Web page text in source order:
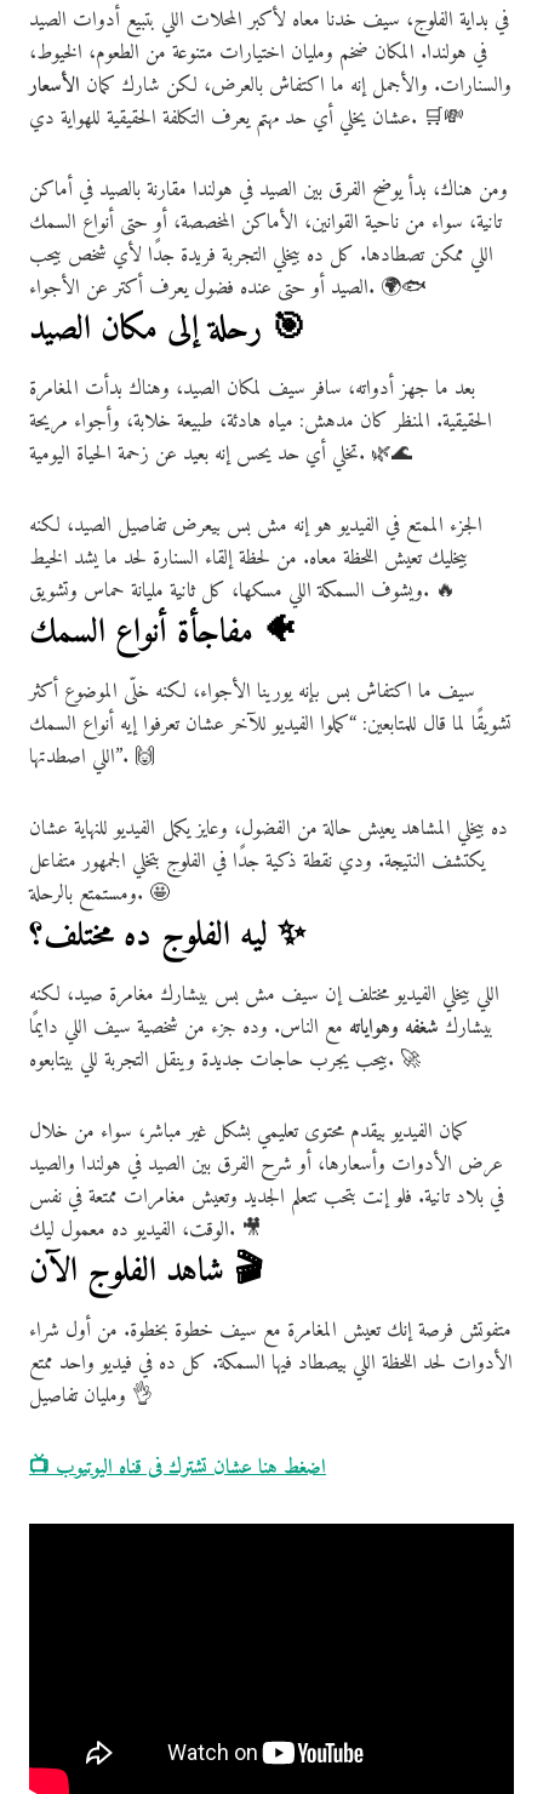
في بداية الفلوج، سيف خدنا معاه لأكبر المحلات اللي بتبيع أدوات الصيد
في هولندا. المكان ضخم ومليان اختيارات متنوعة من الطعوم، الخيوط،
والسنارات. والأجمل إنه ما اكتفاش بالعرض، لكن شارك كمان الأسعار
عشان يخلي أي حد مهتم يعرف التكلفة الحقيقية للهواية دي. 🛒💸
ومن هناك، بدأ يوضح الفرق بين الصيد في هولندا مقارنة بالصيد في أماكن
تانية، سواء من ناحية القوانين، الأماكن المخصصة، أو حتى أنواع السمك
اللي ممكن تصطادها. كل ده بيخلي التجربة فريدة جدًا لأي شخص بيحب
الصيد أو حتى عنده فضول يعرف أكتر عن الأجواء. 🌍🐟
رحلة إلى مكان الصيد 🎯
بعد ما جهز أدواته، سافر سيف لمكان الصيد، وهناك بدأت المغامرة
الحقيقية. المنظر كان مدهش: مياه هادئة، طبيعة خلابة، وأجواء مريحة
تخلي أي حد يحس إنه بعيد عن زحمة الحياة اليومية. 🌿🌊
الجزء الممتع في الفيديو هو إنه مش بس بيعرض تفاصيل الصيد، لكنه
بيخليك تعيش اللحظة معاه. من لحظة إلقاء السنارة لحد ما يشد الخيط
ويشوف السمكة اللي مسكها، كل ثانية مليانة حماس وتشويق. 🔥
مفاجأة أنواع السمك 🐠
سيف ما اكتفاش بس بإنه يورينا الأجواء، لكنه خلّى الموضوع أكثر
تشويقًا لما قال للمتابعين: “كملوا الفيديو للآخر عشان تعرفوا إيه أنواع السمك
اللي اصطدتها”. 🙌
ده بيخلي المشاهد يعيش حالة من الفضول، وعايز يكمل الفيديو للنهاية عشان
يكتشف النتيجة. ودي نقطة ذكية جدًا في الفلوج بتخلي الجمهور متفاعل
ومستمتع بالرحلة. 🤩
ليه الفلوج ده مختلف؟ ✨
اللي بيخلي الفيديو مختلف إن سيف مش بس بيشارك مغامرة صيد، لكنه
بيشارك شغفه وهواياته مع الناس. وده جزء من شخصية سيف اللي دايمًا
بيحب يجرب حاجات جديدة وينقل التجربة للي بيتابعوه. 🚀
كمان الفيديو بيقدم محتوى تعليمي بشكل غير مباشر، سواء من خلال
عرض الأدوات وأسعارها، أو شرح الفرق بين الصيد في هولندا والصيد
في بلاد تانية. فلو إنت بتحب تتعلم الجديد وتعيش مغامرات ممتعة في نفس
الوقت، الفيديو ده معمول ليك. 🎥
شاهد الفلوج الآن 🎬
متفوتش فرصة إنك تعيش المغامرة مع سيف خطوة بخطوة. من أول شراء
الأدوات لحد اللحظة اللي بيصطاد فيها السمكة. كل ده في فيديو واحد ممتع
ومليان تفاصيل 👌
📺 اضغط هنا عشان تشترك فى قناه اليوتيوب